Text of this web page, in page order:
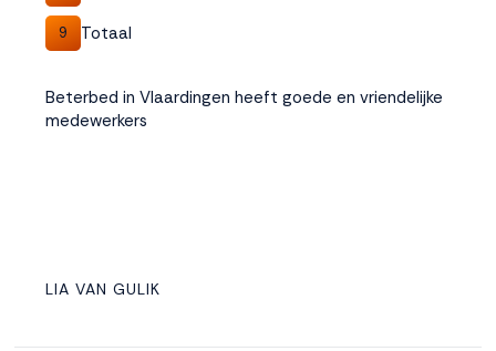
9 Totaal
Beterbed in Vlaardingen heeft goede en vriendelijke
medewerkers
LIA VAN GULIK